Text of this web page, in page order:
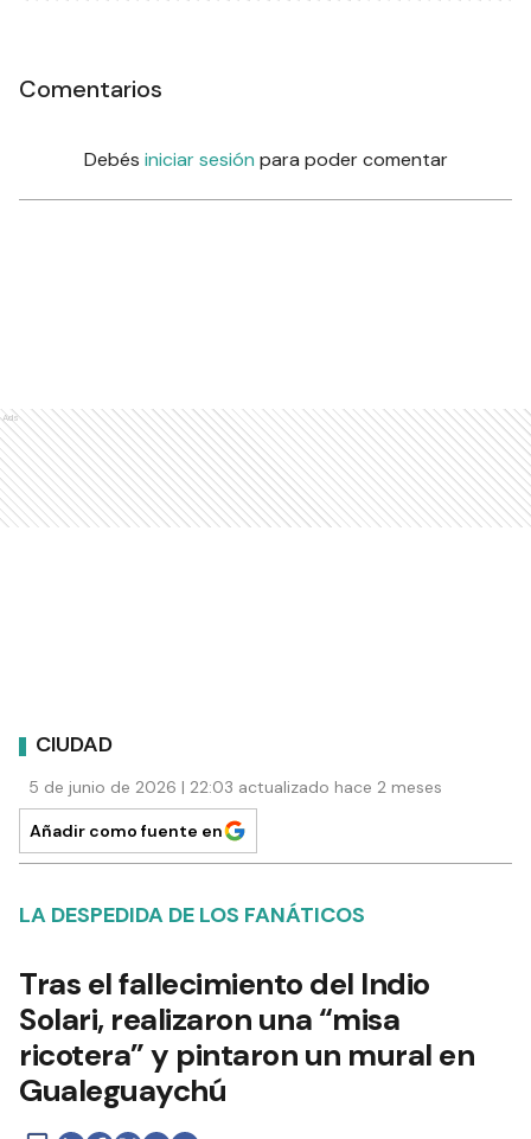
Comentarios
Debés iniciar sesión para poder comentar
Ads
CIUDAD
5 de junio de 2026 | 22:03 actualizado hace 2 meses
Añadir como fuente en
LA DESPEDIDA DE LOS FANÁTICOS
Tras el fallecimiento del Indio
Solari, realizaron una “misa
ricotera” y pintaron un mural en
Gualeguaychú